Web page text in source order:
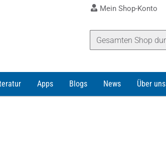
Mein Shop-Konto
Apps Blogs News Über uns